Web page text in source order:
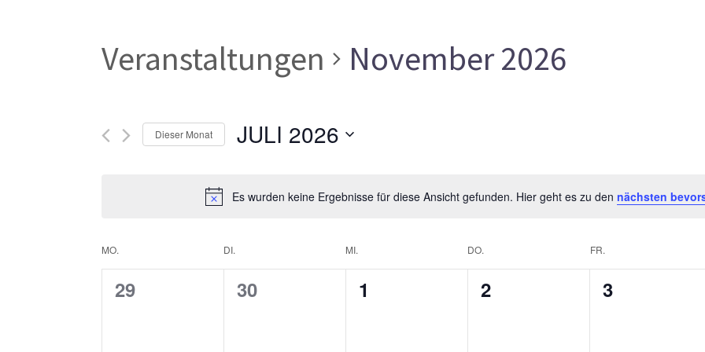
Es wurden keine Ergebnisse für diese Ansicht gefunden. Hier geht es zu den nächsten
Veranstaltungen November 2026
Dieser Monat JULI 2026
Kalender
von
MO. DI. MI. DO. FR.
0
29
0
30
0
1
0
2
0
3